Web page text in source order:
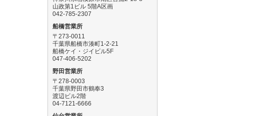
山政第1ビル 5階A区画
042-785-2307
船橋営業所
〒273-0011
千葉県船橋市湊町1-2-21
船橋ケイ・ジイビル5F
047-406-5202
野田営業所
〒278-0003
千葉県野田市鶴奉3
渡辺ビル2階
04-7121-6666